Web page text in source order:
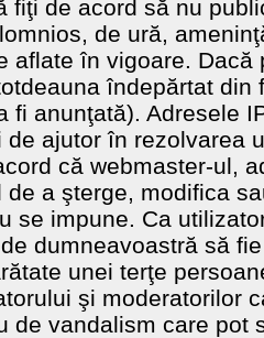
fiţi de acord să nu
de ură,
aflate în vigoare.
îndepărtat
fi anunţată). Adresele
de ajutor în rezolvarea
că webmaster-ul,
de a şterge, modifica
se impune. Ca
dumneavoastră să
unei terţe
şi moderatorilor
de vandalism care pot